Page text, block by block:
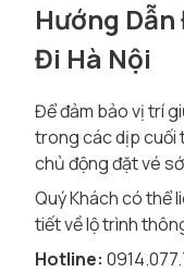
Hướng
Đi Hà Nội
Để đảm bảo vị trí
trong các dịp cuối
chủ động đặt vé
Quý Khách có thể
tiết về lộ trình
Hotline: